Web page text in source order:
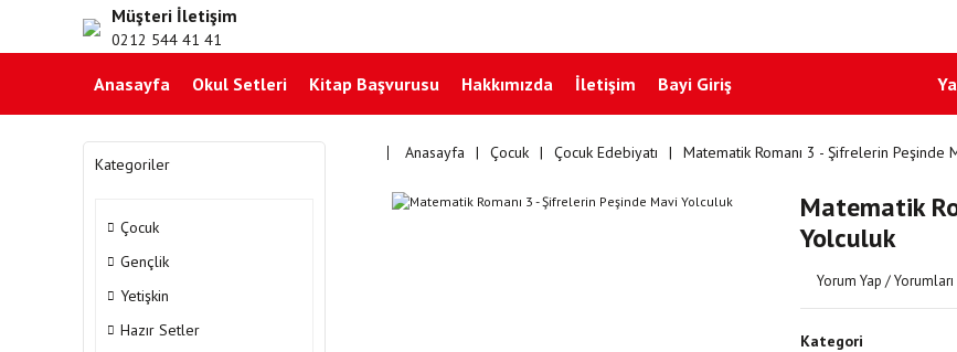
Müşteri İletişim
0212 544 41 41
Anasayfa Okul Setleri Kitap Başvurusu Hakkımızda İletişim Bayi Giriş
Kategoriler
Çocuk
Gençlik
Yetişkin
Hazır Setler
Anasayfa Çocuk Çocuk Edebiyatı Matematik Romanı 3 - Şifrelerin Peşinde
Matematik
Yolculuk
Yorum Yap / Yorumları
Kategori